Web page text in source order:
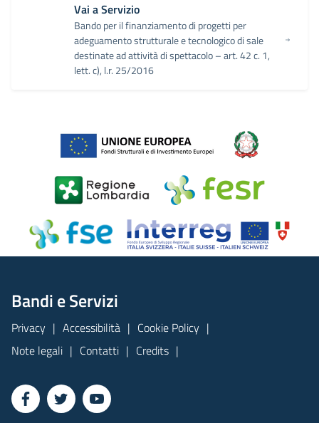
Vai a Servizio
Bando per il finanziamento di progetti per
adeguamento strutturale e tecnologico di sale
destinate ad attività di spettacolo – art. 42 c. 1,
lett. c), l.r. 25/2016
Bandi e Servizi
Privacy Accessibilità
Cookie Policy
Note legali
Contatti Credits